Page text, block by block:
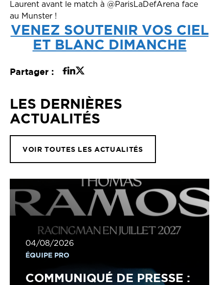
Laurent avant le match à @ParisLaDefArena face
au Munster !
VENEZ SOUTENIR VOS CIEL
ET BLANC DIMANCHE
Partager :
LES DERNIÈRES
ACTUALITÉS
VOIR TOUTES LES ACTUALITÉS
04/08/2026
ÉQUIPE PRO
COMMUNIQUÉ DE PRESSE :